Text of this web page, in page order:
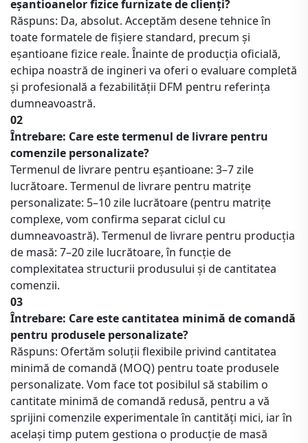
eșantioanelor fizice furnizate de clienți?
Răspuns: Da, absolut. Acceptăm desene tehnice în
toate formatele de fișiere standard, precum și
eșantioane fizice reale. Înainte de producția oficială,
echipa noastră de ingineri va oferi o evaluare completă
și profesională a fezabilității DFM pentru referința
dumneavoastră.
02
Întrebare: Care este termenul de livrare pentru
comenzile personalizate?
Termenul de livrare pentru eșantioane: 3–7 zile
lucrătoare. Termenul de livrare pentru matrițe
personalizate: 5–10 zile lucrătoare (pentru matrițe
complexe, vom confirma separat ciclul cu
dumneavoastră). Termenul de livrare pentru producția
de masă: 7–20 zile lucrătoare, în funcție de
complexitatea structurii produsului și de cantitatea
comenzii.
03
Întrebare: Care este cantitatea minimă de comandă
pentru produsele personalizate?
Răspuns: Ofertăm soluții flexibile privind cantitatea
minimă de comandă (MOQ) pentru toate produsele
personalizate. Vom face tot posibilul să stabilim o
cantitate minimă de comandă redusă, pentru a vă
sprijini comenzile experimentale în cantități mici, iar în
același timp putem gestiona o producție de masă